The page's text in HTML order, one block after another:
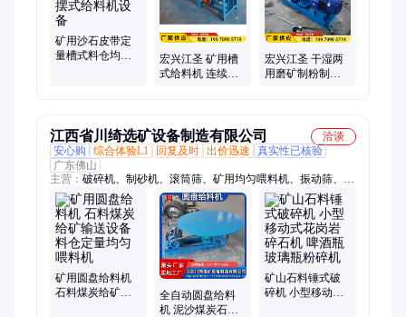
机、矿用设备、全套洗金淘金设备、鼓动溜槽、震动筛洗金机、
混汞摇床
矿用沙石皮带定
量槽式料仓均匀
宏兴江圣 矿用槽
式给料机 连续式
宏兴江圣 干湿两
用磨矿制粉制砂
江西省川绮选矿设备制造有限公司
洽谈
安心购
综合体验L1 回复及时 出价迅速
真实性已核验
广东佛山
主营： 破碎机、制砂机、滚筒筛、矿用均匀喂料机、振动筛、球
磨机、输送机、离心机、洗石机、撕碎机、跳汰机
矿用圆盘给料机
石料煤炭给矿输
全自动圆盘给料
机 泥沙煤炭石粉
矿山石料锤式破
碎机 小型移动式